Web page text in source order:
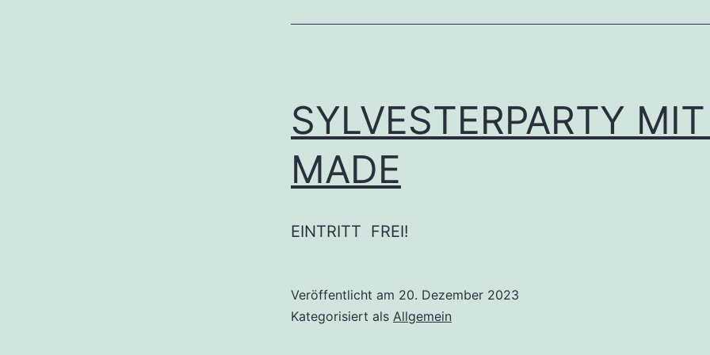
SYLVESTERPARTY
MADE
EINTRITT FREI!
Veröffentlicht am 20. Dezember 2023
Kategorisiert als Allgemein